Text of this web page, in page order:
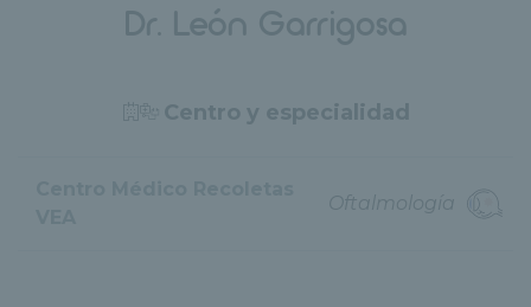
Dr. León Garrigosa
Centro y especialidad
Oftalmología